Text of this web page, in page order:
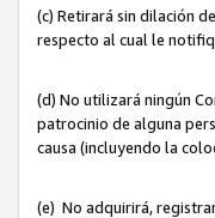
(c) Retirará sin dilación
respecto al cual le
(d) No utilizará ningún
patrocinio de alguna
causa (incluyendo la
(e) No adquirirá,